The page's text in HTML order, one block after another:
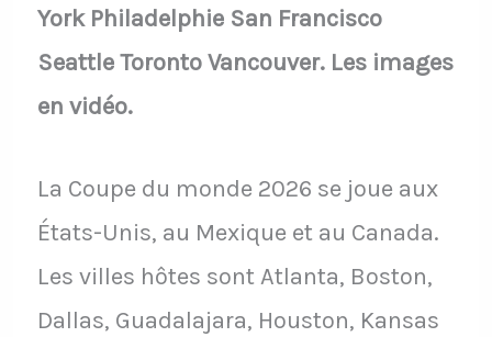
York Philadelphie San Francisco
Seattle Toronto Vancouver. Les images
en vidéo.
La Coupe du monde 2026 se joue aux
États-Unis, au Mexique et au Canada.
Les villes hôtes sont Atlanta, Boston,
Dallas, Guadalajara, Houston, Kansas